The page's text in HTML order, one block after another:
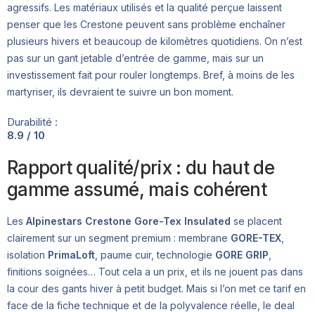
agressifs. Les matériaux utilisés et la qualité perçue laissent
penser que les Crestone peuvent sans problème enchaîner
plusieurs hivers et beaucoup de kilomètres quotidiens. On n’est
pas sur un gant jetable d’entrée de gamme, mais sur un
investissement fait pour rouler longtemps. Bref, à moins de les
martyriser, ils devraient te suivre un bon moment.
Durabilité :
8.9 / 10
Rapport qualité/prix : du haut de
gamme assumé, mais cohérent
Les Alpinestars Crestone Gore-Tex Insulated se placent
clairement sur un segment premium : membrane GORE-TEX
isolation PrimaLoft , paume cuir, technologie GORE GRIP
finitions soignées… Tout cela a un prix, et ils ne jouent pas dans
la cour des gants hiver à petit budget. Mais si l’on met ce tarif en
face de la fiche technique et de la polyvalence réelle, le deal